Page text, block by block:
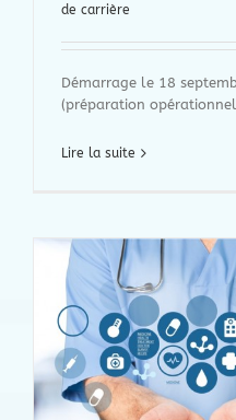
de carrière
Démarrage le 18
(préparation
Lire la suite